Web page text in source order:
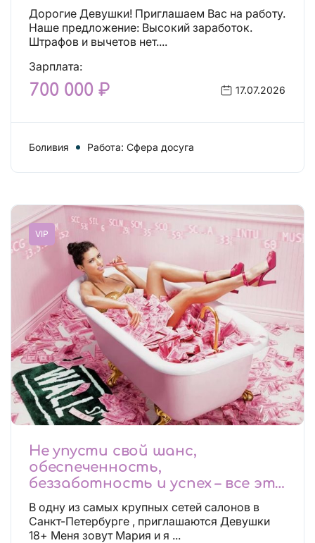
Дорогие Девушки! Приглашаем Вас на работу.
Наше предложение: Высокий заработок.
Штрафов и вычетов нет....
Зарплата:
700 000 ₽ 17.07.2026
Боливия Работа: Сфера досуга
VIP
Не упусти свой шанс,
обеспеченность,
беззаботность и успех – все это
будет уже завтра, поспеши!
Лучшие условия!
В одну из самых крупных сетей салонов в
Санкт-Петербурге , приглашаются Девушки
18+ Меня зовут Мария и я ...